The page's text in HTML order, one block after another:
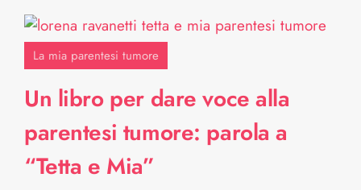
La mia parentesi tumore
Un libro per dare voce alla
parentesi tumore: parola a
“Tetta e Mia”